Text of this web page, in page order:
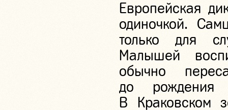
Европейская
одиночкой.
только для
Малышей
обычно
до рождения
В Краковском